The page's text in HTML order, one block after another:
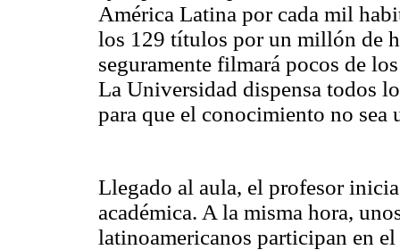
América Latina por cada mil
los 129 títulos por un millón de
seguramente filmará pocos de
La Universidad dispensa todos
para que el conocimiento no sea
Llegado al aula, el profesor
académica. A la misma hora,
latinoamericanos participan en